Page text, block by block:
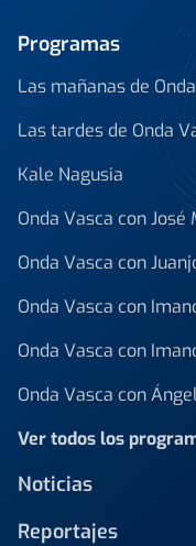
Programas
Las mañanas de
Las tardes de Onda
Kale Nagusia
Onda Vasca con José
Onda Vasca con
Onda Vasca con
Onda Vasca con
Onda Vasca con
Ver todos los
Noticias
Reportajes